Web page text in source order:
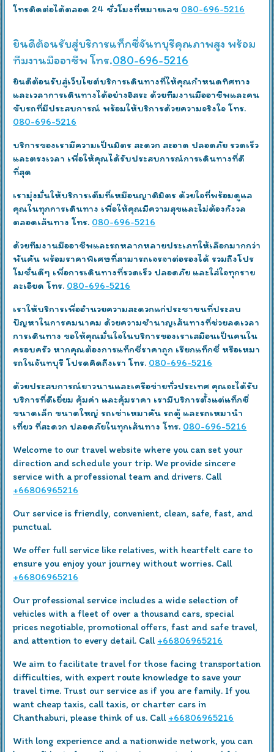
โทรติดต่อได้ตลอด 24 ชั่วโมงที่หมายเลข 080-696-5216
ยินดีต้อนรับสู่บริการแท็กซี่จันทบุรีคุณภาพสูง พร้อม
ทีมงานมืออาชีพ โทร.080-696-5216
ยินดีต้อนรับสู่เว็บไซต์บริการเดินทางที่ให้คุณกำหนดทิศทาง
และเวลาการเดินทางได้อย่างอิสระ ด้วยทีมงานมืออาชีพและคน
ขับรถที่มีประสบการณ์ พร้อมให้บริการด้วยความจริงใจ โทร.
080-696-5216
บริการของเรามีความเป็นมิตร สะดวก สะอาด ปลอดภัย รวดเร็ว
และตรงเวลา เพื่อให้คุณได้รับประสบการณ์การเดินทางที่ดี
ที่สุด
เรามุ่งมั่นให้บริการเต็มที่เหมือนญาติมิตร ด้วยใจที่พร้อมดูแล
คุณในทุกการเดินทาง เพื่อให้คุณมีความสุขและไม่ต้องกังวล
ตลอดเส้นทาง โทร. 080-696-5216
ด้วยทีมงานมืออาชีพและรถหลากหลายประเภทให้เลือกมากกว่า
พันคัน พร้อมราคาพิเศษที่สามารถเจรจาต่อรองได้ รวมถึงโปร
โมชั่นดีๆ เพื่อการเดินทางที่รวดเร็ว ปลอดภัย และใส่ใจทุกราย
ละเอียด โทร. 080-696-5216
เราให้บริการเพื่ออำนวยความสะดวกแก่ประชาชนที่ประสบ
ปัญหาในการคมนาคม ด้วยความชำนาญเส้นทางที่ช่วยลดเวลา
การเดินทาง ขอให้คุณมั่นใจในบริการของเราเสมือนเป็นคนใน
ครอบครัว หากคุณต้องการแท็กซี่ราคาถูก เรียกแท็กซี่ หรือเหมา
รถในจันทบุรี โปรดคิดถึงเรา โทร. 080-696-5216
ด้วยประสบการณ์ยาวนานและเครือข่ายทั่วประเทศ คุณจะได้รับ
บริการที่ดีเยี่ยม คุ้มค่า และคุ้มราคา เรามีบริการตั้งแต่แท็กซี่
ขนาดเล็ก ขนาดใหญ่ รถเช่าเหมาคัน รถตู้ และรถเหมานำ
เที่ยว ที่สะดวก ปลอดภัยในทุกเส้นทาง โทร. 080-696-5216
Welcome to our travel website where you can set your
direction and schedule your trip. We provide sincere
service with a professional team and drivers. Call
+66806965216
Our service is friendly, convenient, clean, safe, fast, and
punctual.
We offer full service like relatives, with heartfelt care to
ensure you enjoy your journey without worries. Call
+66806965216
Our professional service includes a wide selection of
vehicles with a fleet of over a thousand cars, special
prices negotiable, promotional offers, fast and safe travel,
and attention to every detail. Call +66806965216
We aim to facilitate travel for those facing transportation
difficulties, with expert route knowledge to save your
travel time. Trust our service as if you are family. If you
want cheap taxis, call taxis, or charter cars in
Chanthaburi, please think of us. Call +66806965216
With long experience and a nationwide network, you can